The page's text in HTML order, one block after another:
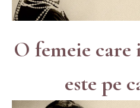
O femeie
este pe